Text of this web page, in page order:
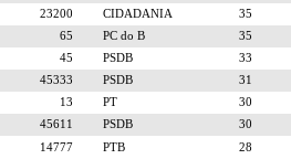
23200 CIDADANIA 35
65 PC do B 35
45 PSDB 33
45333 PSDB 31
13 PT 30
45611 PSDB 30
14777 PTB 28